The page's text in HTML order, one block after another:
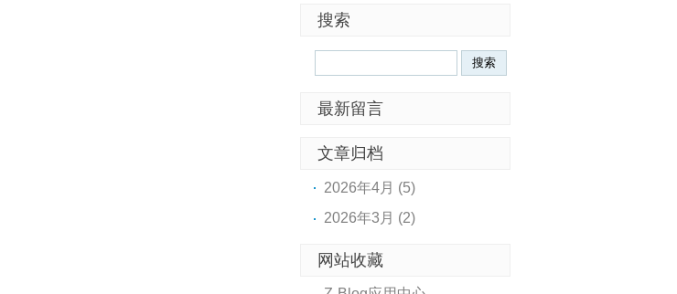
搜索
最新留言
文章归档
2026年4月 (5)
2026年3月 (2)
网站收藏